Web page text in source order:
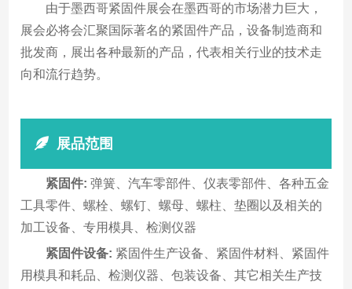
由于墨西哥紧固件展会在墨西哥的市场潜力巨大，
展会必将会汇聚国际著名的紧固件产品，设备制造商和
批发商，展出各种最新的产品，代表相关行业的技术走
向和流行趋势。
展品范围
紧固件: 弹簧、汽车零部件、仪表零部件、各种五金
工具零件、螺栓、螺钉、螺母、螺柱、垫圈以及相关的
加工设备、专用模具、检测仪器
紧固件设备: 紧固件生产设备、紧固件材料、紧固件
用模具和耗品、检测仪器、包装设备、其它相关生产技